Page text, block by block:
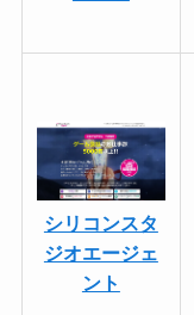
シリコンスタ
ジオエージェ
ント